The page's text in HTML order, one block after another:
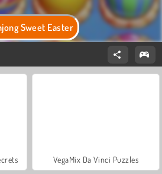
Sweet Easter
VegaMix Da Vinci Puzzles